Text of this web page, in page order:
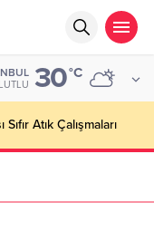
30°C
Atık Çalışmaları